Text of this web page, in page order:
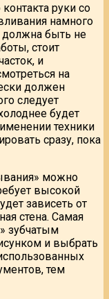
руки со
намного
должна быть не
стоит
и
на
должен
следует
будет
техники
сразу, пока
можно
высокой
зависеть от
стена. Самая
зубчатым
и выбрать
тем